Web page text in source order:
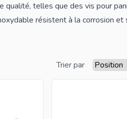
qualité, telles que des vis pour
résistent à la corrosion
moins fréquent. Si vous
Trier par